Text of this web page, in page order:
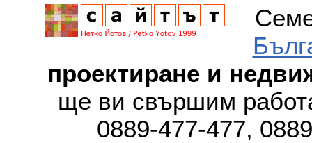
проектиране и
ще ви свършим
0889-477-477,